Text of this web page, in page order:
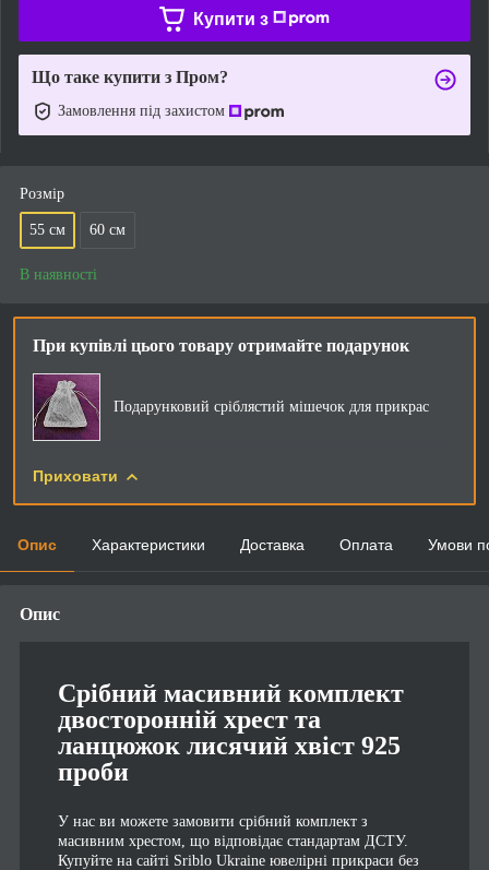
Купити з
Що таке купити з Пром?
Замовлення під захистом
Розмір
55 см 60 см
В наявності
При купівлі цього товару отримайте подарунок
Подарунковий сріблястий мішечок для прикрас
Приховати
Опис Характеристики Доставка Оплата Умови
Опис
Срібний масивний комплект
двосторонній хрест та
ланцюжок лисячий хвіст 925
проби
У нас ви можете замовити срібний комплект з
масивним хрестом, що відповідає стандартам ДСТУ.
Купуйте на сайті Sriblo Ukraine ювелірні прикраси без